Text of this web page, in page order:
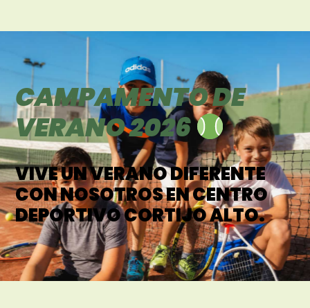
CAMPAMENTO DE
VERANO 2026
VIVE UN VERANO DIFERENTE
CON NOSOTROS EN CENTRO
DEPORTIVO CORTIJO ALTO.